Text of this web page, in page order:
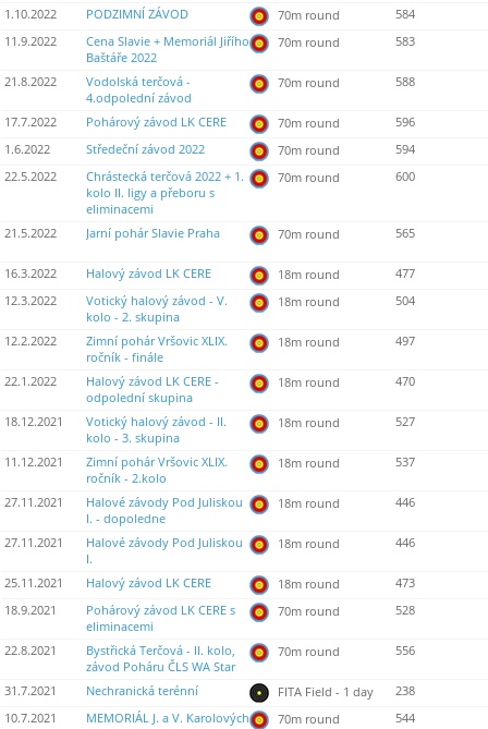
1.10.2022 PODZIMNÍ ZÁVOD 70m round
584
11.9.2022
Cena Slavie + Memoriál Jiřího
Baštáře 2022
70m round 583
21.8.2022
Vodolská terčová -
4.odpolední závod
70m round 588
17.7.2022 Pohárový závod LK CERE 70m round
596
1.6.2022
Středeční závod 2022 70m round
594
22.5.2022
Chrástecká terčová 2022 + 1.
kolo II. ligy a přeboru s
eliminacemi
70m round 600
21.5.2022 Jarní pohár Slavie Praha 70m round 565
16.3.2022 Halový závod LK CERE 18m round
477
12.3.2022
Votický halový závod - V.
kolo - 2. skupina
18m round 504
12.2.2022
Zimní pohár Vršovic XLIX.
ročník - finále
18m round 497
22.1.2022
Halový závod LK CERE -
odpolední skupina
18m round 470
18.12.2021
Votický halový závod - II.
kolo - 3. skupina
18m round 527
11.12.2021
Zimní pohár Vršovic XLIX.
ročník - 2.kolo
18m round 537
27.11.2021
Halové závody Pod Juliskou
I. - dopoledne
18m round 446
27.11.2021
Halové závody Pod Juliskou
I.
18m round 446
25.11.2021 Halový závod LK CERE 18m round
473
18.9.2021
Pohárový závod LK CERE s
eliminacemi
70m round 528
22.8.2021
Bystřická Terčová - II. kolo,
závod Poháru ČLS WA Star
70m round 556
31.7.2021 Nechranická terénní FITA Field - 1 day
238
10.7.2021
MEMORIÁL J. a V. Karolových
70m round 544